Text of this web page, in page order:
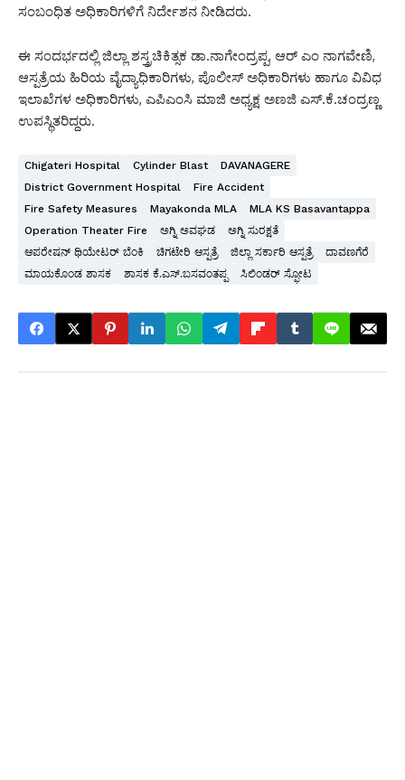
ಸಂಬಂಧಿತ ಅಧಿಕಾರಿಗಳಿಗೆ ನಿರ್ದೇಶನ ನೀಡಿದರು.
ಈ ಸಂದರ್ಭದಲ್ಲಿ ಜಿಲ್ಲಾ ಶಸ್ತ್ರಚಿಕಿತ್ಸಕ ಡಾ.ನಾಗೇಂದ್ರಪ್ಪ, ಆರ್ ಎಂ ನಾಗವೇಣಿ,
ಆಸ್ಪತ್ರೆಯ ಹಿರಿಯ ವೈದ್ಯಾಧಿಕಾರಿಗಳು, ಪೊಲೀಸ್ ಅಧಿಕಾರಿಗಳು ಹಾಗೂ ವಿವಿಧ
ಇಲಾಖೆಗಳ ಅಧಿಕಾರಿಗಳು, ಎಪಿಎಂಸಿ ಮಾಜಿ ಅಧ್ಯಕ್ಷ ಅಣಜಿ ಎಸ್.ಕೆ.ಚಂದ್ರಣ್ಣ
ಉಪಸ್ಥಿತರಿದ್ದರು.
Chigateri Hospital Cylinder Blast
DAVANAGERE
District Government Hospital
Fire Accident
Fire Safety Measures
Mayakonda MLA
MLA KS Basavantappa
Operation Theater Fire
ಅಗ್ನಿ ಅವಘಡ
ಅಗ್ನಿ ಸುರಕ್ಷತೆ
ಆಪರೇಷನ್ ಥಿಯೇಟರ್ ಬೆಂಕಿ
ಚಿಗಟೇರಿ ಆಸ್ಪತ್ರೆ ಜಿಲ್ಲಾ ಸರ್ಕಾರಿ ಆಸ್ಪತ್ರೆ
ದಾವಣಗೆರೆ
ಮಾಯಕೊಂಡ ಶಾಸಕ
ಶಾಸಕ ಕೆ.ಎಸ್.ಬಸವಂತಪ್ಪ ಸಿಲಿಂಡರ್ ಸ್ಫೋಟ